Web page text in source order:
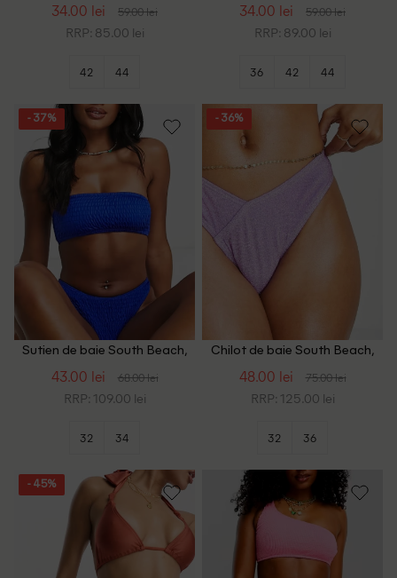
34.00 lei 59.00 lei
RRP: 85.00 lei
42 44
34.00 lei 59.00 lei
RRP: 89.00 lei
36 42 44
- 37%
Sutien de baie South Beach,
43.00 lei 68.00 lei
RRP: 109.00 lei
32 34
- 36%
Chilot de baie South Beach,
48.00 lei 75.00 lei
RRP: 125.00 lei
32 36
- 45%